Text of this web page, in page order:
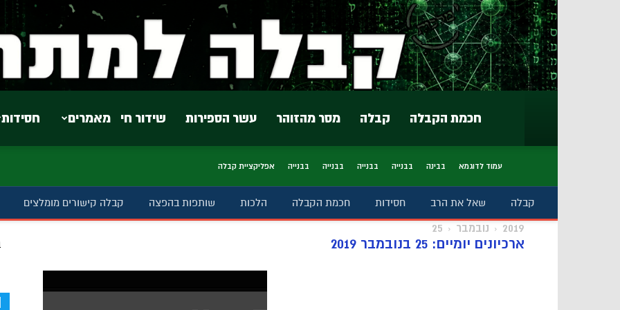
חסידות מאמרים שידור חי עשר הספירות מסר מהזוהר קבלה חכמת הקבלה
עמוד לדוגמא בבינה בבנייה בבנייה בבנייה בבנייה אפליקציית קבלה
קבלה שאל את הרב חסידות חכמת הקבלה הלכות שותפות בהפצה קבלה קישורים מומלצים
2019 נובמבר 25
ארכיונים יומיים: 25 בנובמבר 2019